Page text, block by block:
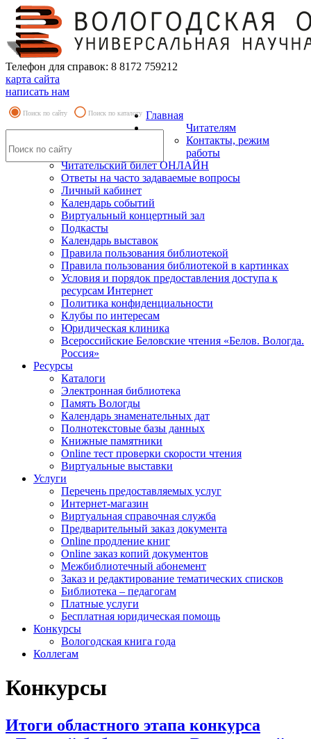
Телефон для справок: 8 8172 759212
карта сайта
написать нам
Поиск по сайту Поиск по каталогу Главная
Читателям
Контакты, режим
работы
Читательский билет ОНЛАЙН
Ответы на часто задаваемые вопросы
Личный кабинет
Календарь событий
Виртуальный концертный зал
Подкасты
Календарь выставок
Правила пользования библиотекой
Правила пользования библиотекой в картинках
Условия и порядок предоставления доступа к
ресурсам Интернет
Политика конфиденциальности
Клубы по интересам
Юридическая клиника
Всероссийские Беловские чтения «Белов. Вологда.
Россия»
Ресурсы
Каталоги
Электронная библиотека
Память Вологды
Календарь знаменательных дат
Полнотекстовые базы данных
Книжные памятники
Online тест проверки скорости чтения
Виртуальные выставки
Услуги
Перечень предоставляемых услуг
Интернет-магазин
Виртуальная справочная служба
Предварительный заказ документа
Online продление книг
Online заказ копий документов
Межбиблиотечный абонемент
Заказ и редактирование тематических списков
Библиотека – педагогам
Платные услуги
Бесплатная юридическая помощь
Конкурсы
Вологодская книга года
Коллегам
Конкурсы
Итоги областного этапа конкурса